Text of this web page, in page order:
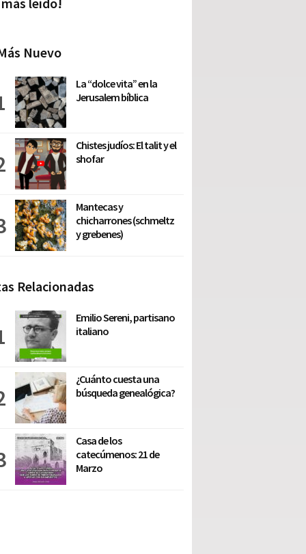
Nuevo
La “dolce vita” en la
Jerusalem bíblica
Chistes judíos: El talit y el
shofar
Mantecas y
chicharrones (schmeltz
y grebenes)
Relacionadas
Emilio Sereni, partisano
italiano
¿Cuánto cuesta una
búsqueda genealógica?
Casa de los
catecúmenos: 21 de
Marzo